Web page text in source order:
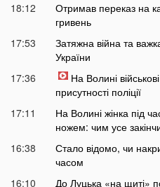
18:12
Отримав переказ на
гривень
17:53
Затяжна війна та
України
17:36
На Волині
присутності поліції
17:11
На Волині жінка під
ножем: чим усе
16:38
Стало відомо, чи
часом
16:10
До Луцька «на щиті»